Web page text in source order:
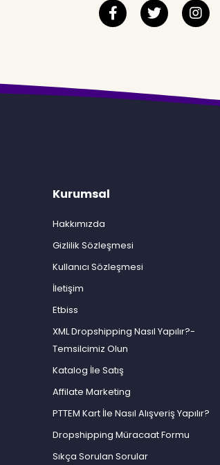
Kurumsal
Hakkımızda
Gizlilik Sözleşmesi
Kullanıcı Sözleşmesi
İletişim
Etbiss
XML Dropshipping Nasıl Yapılır?-
Temsilcimiz Olun
Katalog İle Satış
Affilate Marketing
PTTEM Kart İle Nasıl Alışveriş Yapılır?
Dropshipping Müracaat Formu
Sıkça Sorulan Sorular